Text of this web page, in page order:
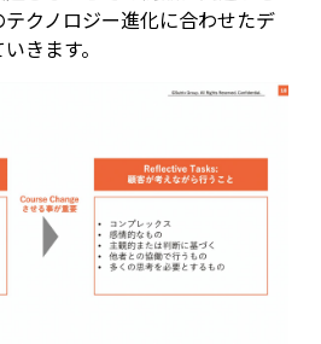
クノロジー進化に合わせたデ
きます。